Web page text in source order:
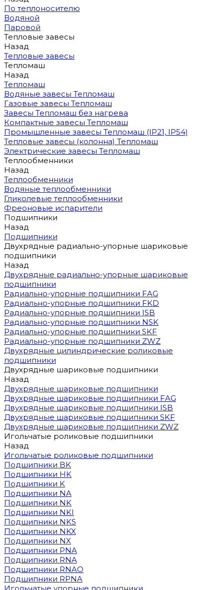
По теплоносителю
Водяной
Паровой
Тепловые завесы
Назад
Тепловые завесы
Тепломаш
Назад
Тепломаш
Водяные завесы Тепломаш
Газовые завесы Тепломаш
Завесы Тепломаш без нагрева
Компактные завесы Тепломаш
Промышленные завесы Тепломаш (IP21, IP54)
Тепловые завесы (колонна) Тепломаш
Электрические завесы Тепломаш
Теплообменники
Назад
Теплообменники
Водяные теплообменники
Гликолевые теплообменники
Фреоновые испарители
Подшипники
Назад
Подшипники
Двухрядные радиально-упорные шариковые
подшипники
Назад
Двухрядные радиально-упорные шариковые
подшипники
Радиально-упорные подшипники FAG
Радиально-упорные подшипники FKD
Радиально-упорные подшипники ISB
Радиально-упорные подшипники NSK
Радиально-упорные подшипники SKF
Радиально-упорные подшипники ZWZ
Двухрядные цилиндрические роликовые
подшипники
Двухрядные шариковые подшипники
Назад
Двухрядные шариковые подшипники
Двухрядные шариковые подшипники FAG
Двухрядные шариковые подшипники ISB
Двухрядные шариковые подшипники SKF
Двухрядные шариковые подшипники ZWZ
Игольчатые роликовые подшипники
Назад
Игольчатые роликовые подшипники
Подшипники BK
Подшипники HK
Подшипники K
Подшипники NA
Подшипники NK
Подшипники NKI
Подшипники NKS
Подшипники NKX
Подшипники NX
Подшипники PNA
Подшипники RNA
Подшипники RNAO
Подшипники RPNA